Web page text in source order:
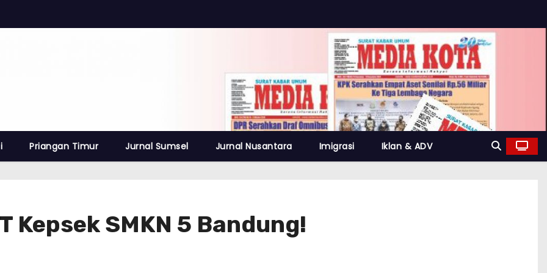
Priangan Timur Jurnal Sumsel Jurnal Nusantara Imigrasi Iklan & ADV
Kepsek SMKN 5 Bandung!